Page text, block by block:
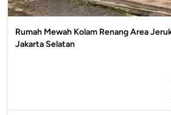
Rumah Mewah Kolam Renang Area
Jakarta Selatan